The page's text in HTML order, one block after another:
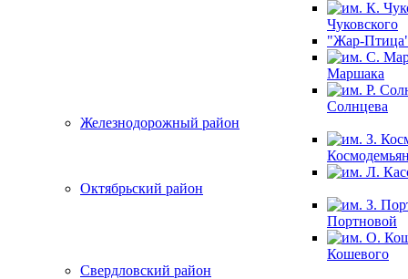
Чуковского
"Жар-
Маршака
Солнцева
Железнодорожный район
Октябрьский район
Портновой
Кошевого
Свердловский район